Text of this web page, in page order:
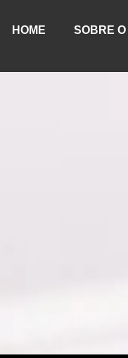
HOME SOBRE